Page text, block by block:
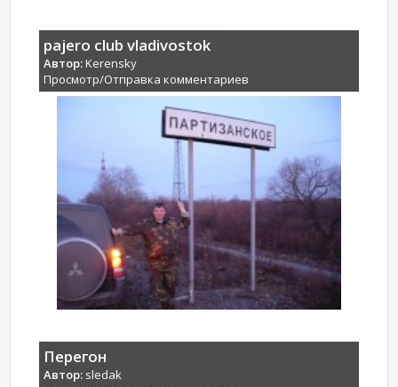
pajero club vladivostok
Автор:Kerensky
Просмотр/Отправка комментариев
Перегон
Автор: sledak